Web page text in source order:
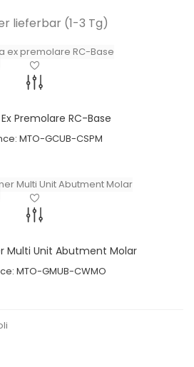
lieferbar (1-3 Tg)
Premolare RC-Base
MTO-GCUB-CSPM
Multi Unit Abutment Molar
MTO-GMUB-CWMO